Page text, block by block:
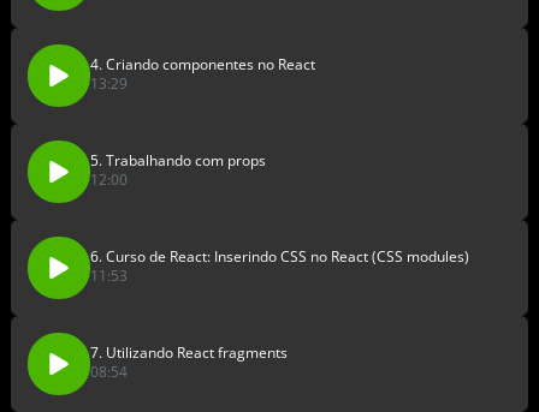
4. Criando componentes no React
13:29
5. Trabalhando com props
12:00
6. Curso de React: Inserindo CSS no React (CSS modules)
11:53
7. Utilizando React fragments
08:54